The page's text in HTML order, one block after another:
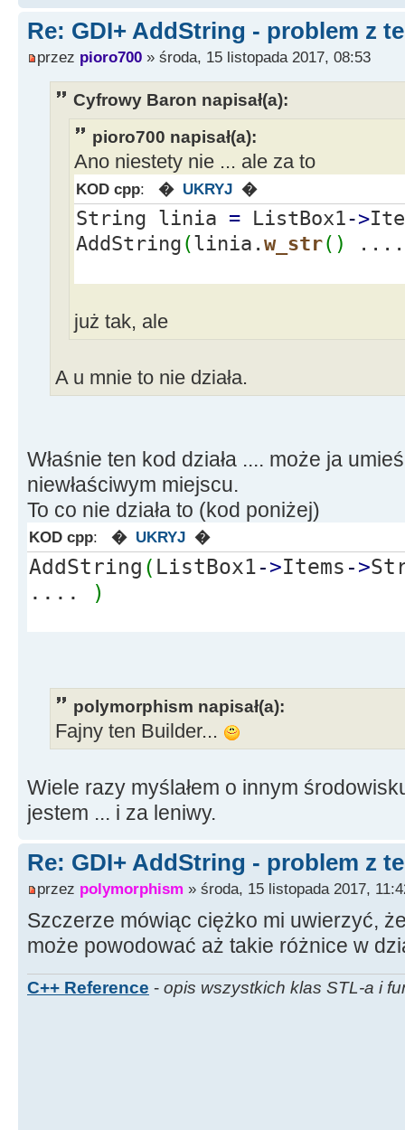
Re: GDI+ AddString - problem z
przez pioro700 » środa, 15 listopada 2017, 08:53
Cyfrowy Baron napisał(a):
pioro700 napisał(a):
Ano niestety nie ... ale za to
KOD cpp: � UKRYJ �
String linia = ListBox1->
AddString (linia. w_str( )
już tak, ale
A u mnie to nie działa.
Właśnie ten kod działa .... może ja
niewłaściwym miejscu.
To co nie działa to (kod poniżej)
KOD cpp: � UKRYJ �
AddString ( ListBox1->Items ->
....
)
polymorphism napisał(a):
Fajny ten Builder...
Wiele razy myślałem o innym
jestem ... i za leniwy.
Re: GDI+ AddString - problem z
przez polymorphism » środa, 15 listopada 2017,
Szczerze mówiąc ciężko mi uwierzyć,
może powodować aż takie różnice w
C++ Reference - opis wszystkich klas STL-a i